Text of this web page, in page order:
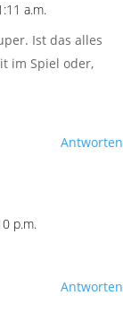
a.m.
Ist das alles
im Spiel oder,
Antworten
p.m.
Antworten